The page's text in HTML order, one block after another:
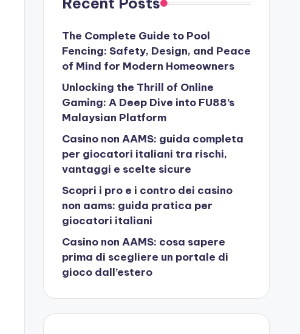
The Complete Guide to Pool
Fencing: Safety, Design, and Peace
of Mind for Modern Homeowners
Unlocking the Thrill of Online
Gaming: A Deep Dive into FU88’s
Malaysian Platform
Casino non AAMS: guida completa
per giocatori italiani tra rischi,
vantaggi e scelte sicure
Scopri i pro e i contro dei casino
non aams: guida pratica per
giocatori italiani
Casino non AAMS: cosa sapere
prima di scegliere un portale di
gioco dall’estero